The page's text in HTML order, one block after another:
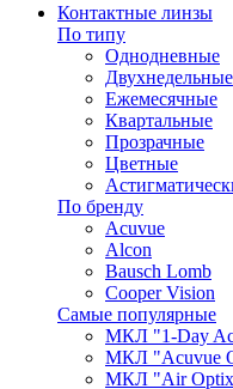
Контактные линзы
По типу
Однодневные
Двухнедельные
Ежемесячные
Квартальные
Прозрачные
Цветные
По бренду
Acuvue
Alcon
Bausch Lomb
Cooper Vision
Самые популярные
МКЛ "1-Day
МКЛ "Acuvue
МКЛ "Air Optix